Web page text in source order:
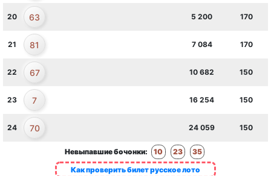
Невыпавшие бочонки: 10 23
35
Как проверить билет русское лото
20 63 5 200 170
21 81 7 084 170
22 67 10 682 150
23 7 16 254 150
24 70 24 059 150